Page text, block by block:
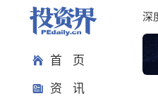
首 页
资 讯
深